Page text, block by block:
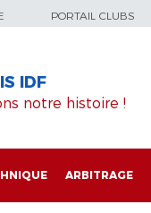
PORTAIL CLUBS
IDF
notre histoire !
ARBITRAGE